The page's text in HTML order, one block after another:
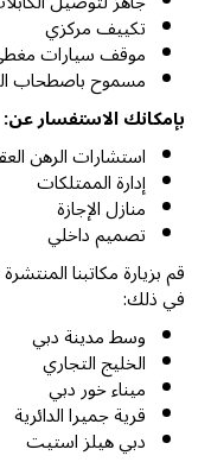
تكييف مركزي
موقف سيارات
مسموح باصطحاب
بإمكانك الاستفسار عن:
استشارات الرهن
إدارة الممتلكات
منازل الإجازة
تصميم داخلي
قم بزيارة مكاتبنا
في ذلك:
وسط مدينة دبي
الخليج التجاري
ميناء خور دبي
قرية جميرا الدائرية
دبي هيلز استيت